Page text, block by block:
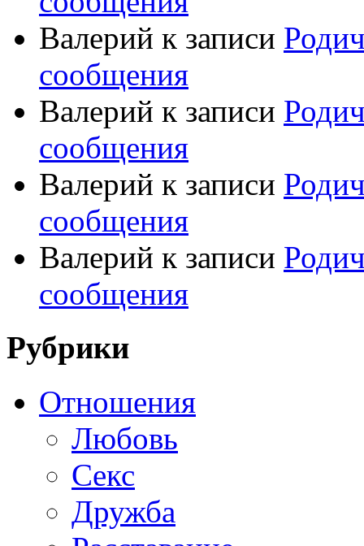
Валерий к записи
сообщения
Валерий к записи
сообщения
Валерий к записи
сообщения
Валерий к записи
сообщения
Рубрики
Отношения
Любовь
Секс
Дружба